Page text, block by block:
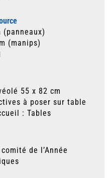
(panneaux)
(manips)
55 x 82 cm
à poser sur table
: Tables
de l’Année